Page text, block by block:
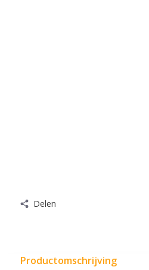
Delen
Productomschrijving